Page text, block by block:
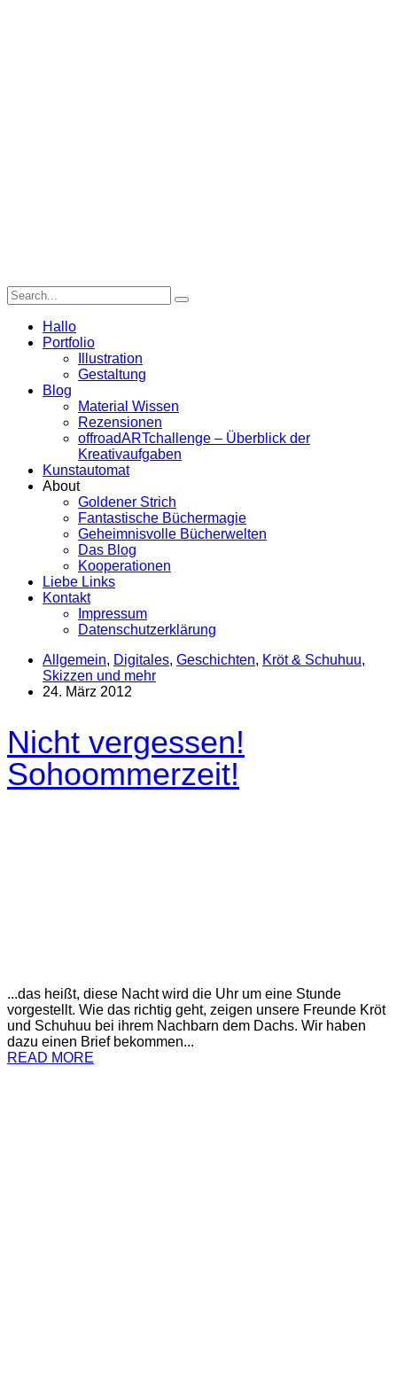
Hallo
Portfolio
Illustration
Gestaltung
Blog
Material Wissen
Rezensionen
offroadARTchallenge – Überblick der
Kreativaufgaben
Kunstautomat
About
Goldener Strich
Fantastische Büchermagie
Geheimnisvolle Bücherwelten
Das Blog
Kooperationen
Liebe Links
Kontakt
Impressum
Datenschutzerklärung
Allgemein, Digitales, Geschichten, Kröt & Schuhuu,
Skizzen und mehr
24. März 2012
Nicht vergessen!
Sohoommerzeit!
...das heißt, diese Nacht wird die Uhr um eine Stunde
vorgestellt. Wie das richtig geht, zeigen unsere Freunde Kröt
und Schuhuu bei ihrem Nachbarn dem Dachs. Wir haben
dazu einen Brief bekommen...
READ MORE